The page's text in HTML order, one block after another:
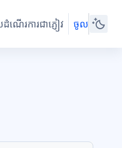
ណើរការជាភ្ញៀវ ចូល